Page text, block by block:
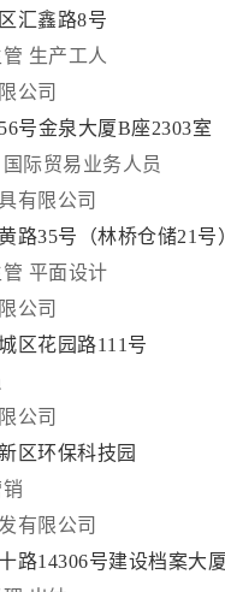
汇鑫路8号
生产工人
公司
号金泉大厦B座2303室
国际贸易业务人员
有限公司
路35号（林桥仓储21号
平面设计
公司
区花园路111号
公司
区环保科技园
有限公司
路14306号建设档案大